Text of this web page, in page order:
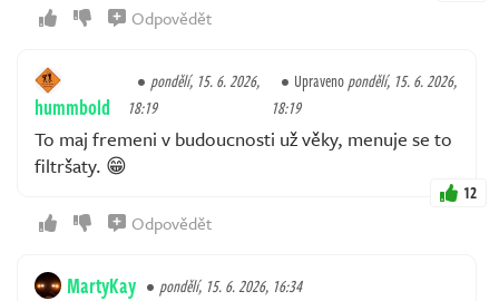
Odpovědět
hummbold
pondělí, 15. 6. 2026,
18:19
Upravenopondělí, 15. 6. 2026,
18:19
To maj fremeni v budoucnosti už věky, menuje se to
filtršaty. 😁
12
Odpovědět
MartyKay pondělí, 15. 6. 2026, 16:34